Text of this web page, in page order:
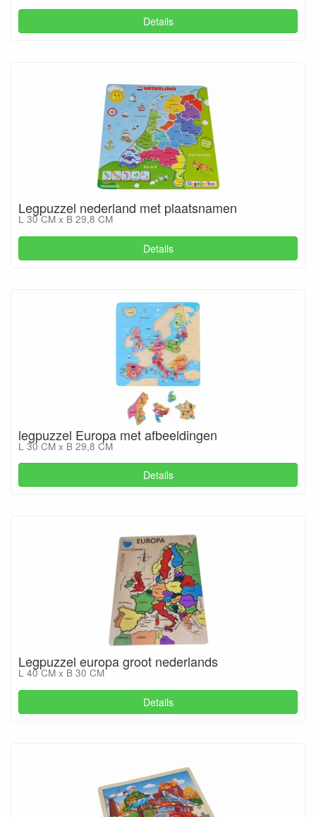
Details
Legpuzzel nederland met plaatsnamen
L 30 CM x B 29,8 CM
Details
legpuzzel Europa met afbeeldingen
L 30 CM x B 29,8 CM
Details
Legpuzzel europa groot nederlands
L 40 CM x B 30 CM
Details